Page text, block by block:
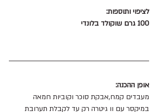
לציפוי ותוספות:
100 גרם שוקולד בלונדי
אופן ההכנה:
מעבדים קמח,אבקת סוכר וקוביות חמאה
במיקסר עם וו גיטרה רק עד לקבלת תערובת